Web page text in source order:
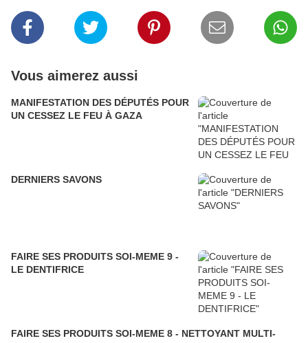
Vous aimerez aussi
MANIFESTATION DES DÉPUTÉS POUR
UN CESSEZ LE FEU À GAZA
DERNIERS SAVONS
FAIRE SES PRODUITS SOI-MEME 9 -
LE DENTIFRICE
FAIRE SES PRODUITS SOI-MEME 8 - NETTOYANT MULTI-